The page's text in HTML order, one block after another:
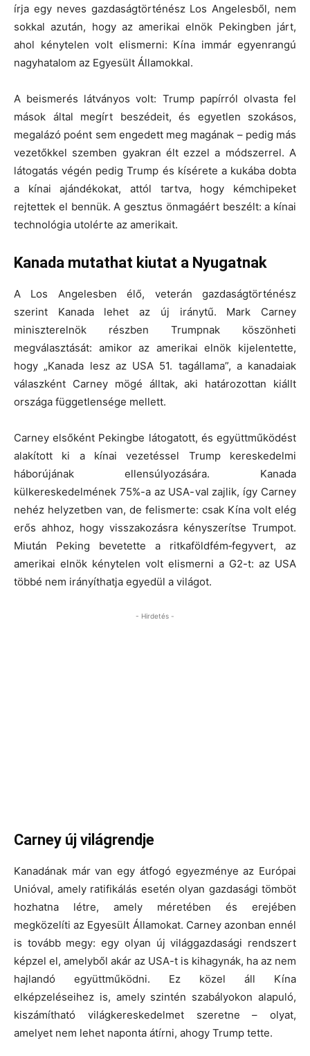
írja egy neves gazdaságtörténész Los Angelesből, nem
sokkal azután, hogy az amerikai elnök Pekingben járt,
ahol kénytelen volt elismerni: Kína immár egyenrangú
nagyhatalom az Egyesült Államokkal.
A beismerés látványos volt: Trump papírról olvasta fel
mások által megírt beszédeit, és egyetlen szokásos,
megalázó poént sem engedett meg magának – pedig más
vezetőkkel szemben gyakran élt ezzel a módszerrel. A
látogatás végén pedig Trump és kísérete a kukába dobta
a kínai ajándékokat, attól tartva, hogy kémchipeket
rejtettek el bennük. A gesztus önmagáért beszélt: a kínai
technológia utolérte az amerikait.
Kanada mutathat kiutat a Nyugatnak
A Los Angelesben élő, veterán gazdaságtörténész
szerint Kanada lehet az új iránytű. Mark Carney
miniszterelnök részben Trumpnak köszönheti
megválasztását: amikor az amerikai elnök kijelentette,
hogy „Kanada lesz az USA 51. tagállama”, a kanadaiak
válaszként Carney mögé álltak, aki határozottan kiállt
országa függetlensége mellett.
Carney elsőként Pekingbe látogatott, és együttműködést
alakított ki a kínai vezetéssel Trump kereskedelmi
háborújának ellensúlyozására. Kanada
külkereskedelmének 75%-a az USA-val zajlik, így Carney
nehéz helyzetben van, de felismerte: csak Kína volt elég
erős ahhoz, hogy visszakozásra kényszerítse Trumpot.
Miután Peking bevetette a ritkaföldfém‑fegyvert, az
amerikai elnök kénytelen volt elismerni a G2-t: az USA
többé nem irányíthatja egyedül a világot.
- Hirdetés -
Carney új világrendje
Kanadának már van egy átfogó egyezménye az Európai
Unióval, amely ratifikálás esetén olyan gazdasági tömböt
hozhatna létre, amely méretében és erejében
megközelíti az Egyesült Államokat. Carney azonban ennél
is tovább megy: egy olyan új világgazdasági rendszert
képzel el, amelyből akár az USA-t is kihagynák, ha az nem
hajlandó együttműködni. Ez közel áll Kína
elképzeléseihez is, amely szintén szabályokon alapuló,
kiszámítható világkereskedelmet szeretne – olyat,
amelyet nem lehet naponta átírni, ahogy Trump tette.